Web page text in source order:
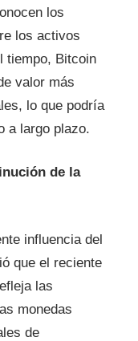
los
los activos
tiempo, Bitcoin
valor más
lo que podría
a largo plazo.
de la
influencia del
que el reciente
las
monedas
de